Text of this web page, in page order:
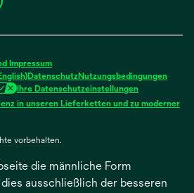
Impressum
DatenschutzNutzungsbedingungen
Ihre Datenschutzeinstellungen
in unseren Lieferketten und zu moderner
vorbehalten.
die männliche Form
ausschließlich der besseren